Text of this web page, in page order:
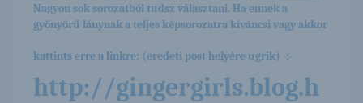
Nagyon sok sorozatból tudsz választani. Ha ennek a
gyönyörű lánynak a teljes képsorozatra kíváncsi vagy akkor
kattints erre a linkre: (eredeti post helyére ugrik) -:-
http://gingergirls.blog.h